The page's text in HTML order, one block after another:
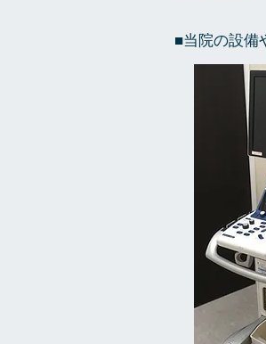
■当院の設備